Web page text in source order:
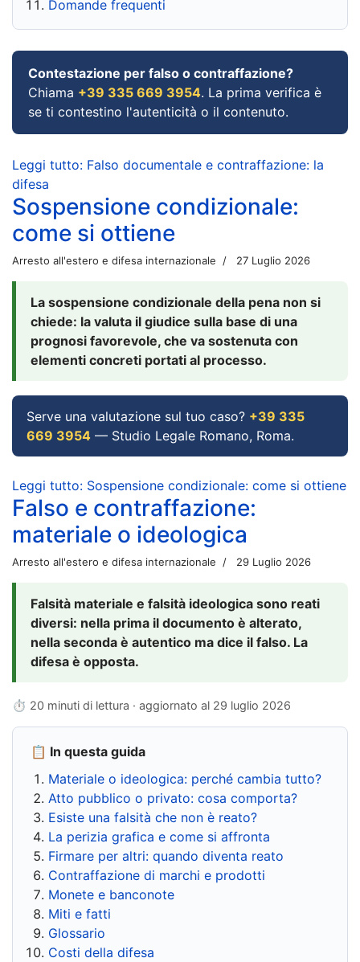
Domande frequenti
Contestazione per falso o contraffazione?
Chiama +39 335 669 3954. La prima verifica è
se ti contestino l'autenticità o il contenuto.
Leggi tutto: Falso documentale e contraffazione: la
difesa
Sospensione condizionale:
come si ottiene
Arresto all'estero e difesa internazionale 27 Luglio 2026
La sospensione condizionale della pena non si
chiede: la valuta il giudice sulla base di una
prognosi favorevole, che va sostenuta con
elementi concreti portati al processo.
Serve una valutazione sul tuo caso? +39 335
669 3954 — Studio Legale Romano, Roma.
Leggi tutto: Sospensione condizionale: come si ottiene
Falso e contraffazione:
materiale o ideologica
Arresto all'estero e difesa internazionale 29 Luglio 2026
Falsità materiale e falsità ideologica sono reati
diversi: nella prima il documento è alterato,
nella seconda è autentico ma dice il falso. La
difesa è opposta.
⏱ 20 minuti di lettura · aggiornato al 29 luglio 2026
📋 In questa guida
Materiale o ideologica: perché cambia tutto?
Atto pubblico o privato: cosa comporta?
Esiste una falsità che non è reato?
La perizia grafica e come si affronta
Firmare per altri: quando diventa reato
Contraffazione di marchi e prodotti
Monete e banconote
Miti e fatti
Glossario
Costi della difesa